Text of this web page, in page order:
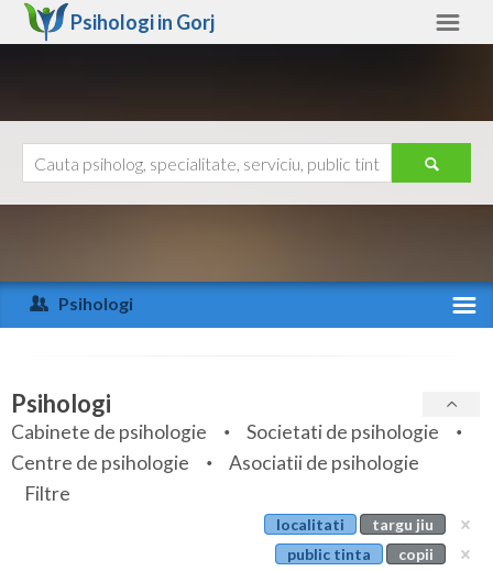
Psihologi in Gorj
Arad
Arges
Bihor
Bistrita-Nasaud
Botosani
Ajutor
Psihologi
Specialitati
Servicii
Articole
Psihologi
Cabinete de psihologie
Societati de psihologie
Centre de psihologie
Asociatii de psihologie
Filtre
localitati
targu jiu
public tinta
copii